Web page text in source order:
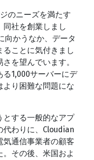
のニーズを満たす
社を創業しまし
向かうなか、データ
ことに気付きまし
を望んでいます。
1,000サーバーにデ
より困難な問題にな
とする一般的なアプ
代わりに、Cloudian
気通信事業者の顧客
その後、米国およ